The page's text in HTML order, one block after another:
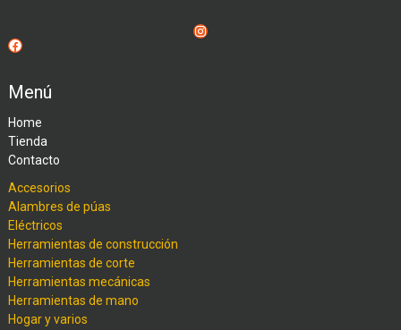
Instagram
Facebook
Menú
Home
Tienda
Contacto
Accesorios
Alambres de púas
Eléctricos
Herramientas de construcción
Herramientas de corte
Herramientas mecánicas
Herramientas de mano
Hogar y varios